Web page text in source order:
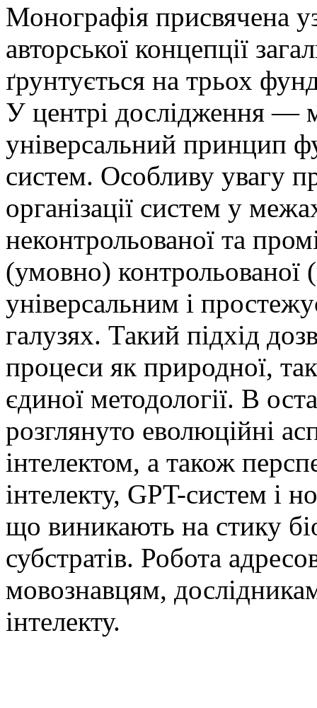
Монографія присвячена
авторської концепції
ґрунтується на трьох
У центрі дослідження —
універсальний принцип
систем. Особливу увагу
організації систем у
неконтрольованої та
(умовно) контрольованої
універсальним і
галузях. Такий підхід
процеси як природної, так
єдиної методології. В
розглянуто еволюційні
інтелектом, а також
інтелекту, GPT-систем і
що виникають на стику
субстратів. Робота
мовознавцям,
інтелекту.